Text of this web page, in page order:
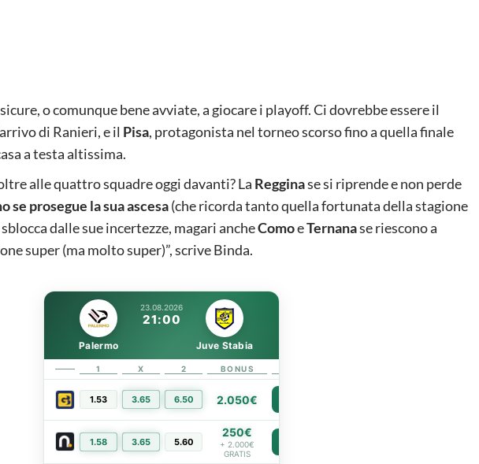
o comunque bene avviate, a giocare i playoff. Ci dovrebbe essere il
di Ranieri, e il Pisa, protagonista nel torneo scorso fino a quella finale
a testa altissima.
alle quattro squadre oggi davanti? La Regginase si riprende e non perde
se prosegue la sua ascesa(che ricorda tanto quella fortunata della stagione
sblocca dalle sue incertezze, magari ancheComoeTernanase riescono a
super (ma molto super)”, scrive Binda.
23.08.2026
21:00
Palermo Juve Stabia
1 X 2 BONUS
1.53 3.65 6.50 2.050€
1.58 3.65 5.60
250€
+ 2.000€
GRATIS